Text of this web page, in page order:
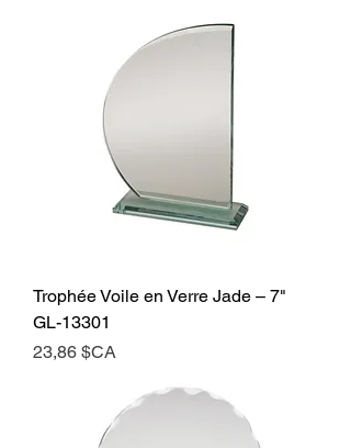
​​​​​​​Trophée Voile en Verre Jade – 7"
GL-13301
Prix
23,86 $CA